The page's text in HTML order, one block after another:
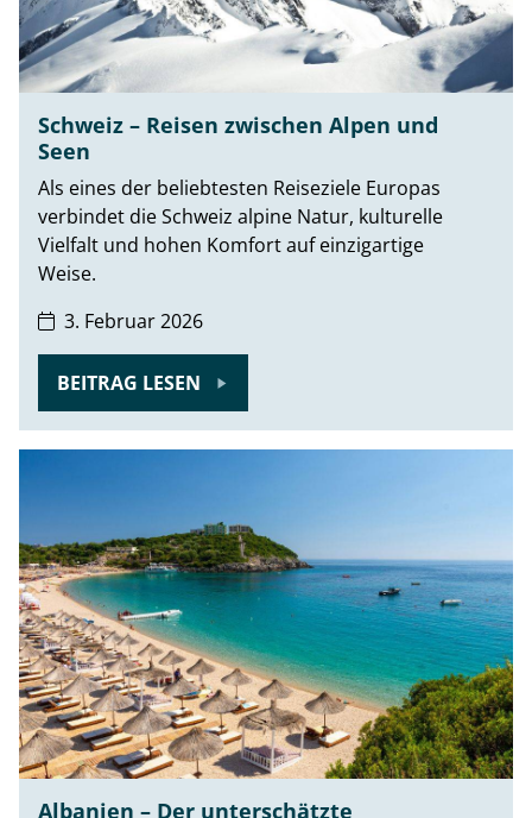
Schweiz – Reisen zwischen Alpen und
Seen
Als eines der beliebtesten Reiseziele Europas
verbindet die Schweiz alpine Natur, kulturelle
Vielfalt und hohen Komfort auf einzigartige
Weise.
3. Februar 2026
BEITRAG LESEN
Albanien – Der unterschätzte